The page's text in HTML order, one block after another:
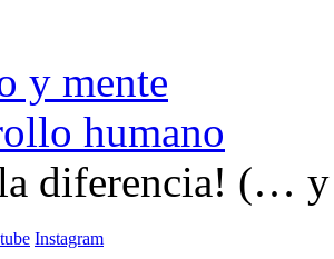
y mente
humano
diferencia! (…
Instagram